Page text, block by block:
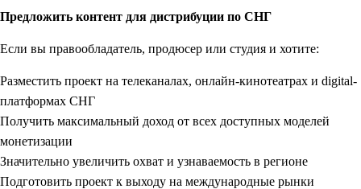
Предложить контент для дистрибуции по СНГ
Если вы правообладатель, продюсер или студия и хотите:
Разместить проект на телеканалах, онлайн-кинотеатрах и digital-
платформах СНГ
Получить максимальный доход от всех доступных моделей
монетизации
Значительно увеличить охват и узнаваемость в регионе
Подготовить проект к выходу на международные рынки